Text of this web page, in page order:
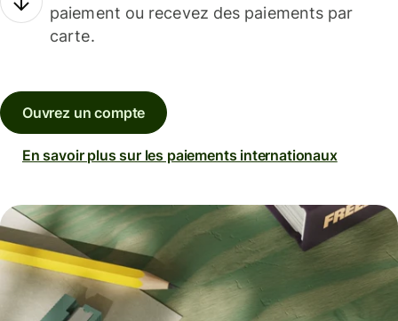
paiement ou recevez des paiements par
carte.
Ouvrez un compte
En savoir plus sur les paiements internationaux